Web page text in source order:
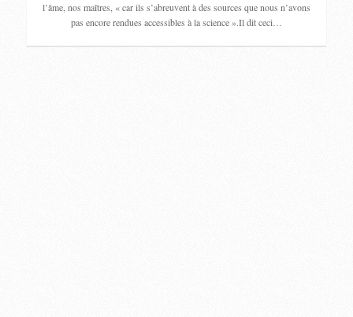
l’âme, nos maîtres, « car ils s’abreuvent à des sources que nous n’avons
pas encore rendues accessibles à la science ».Il dit ceci…